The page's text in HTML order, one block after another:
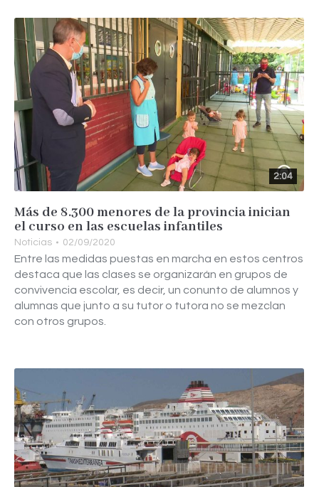
2:04
Más de 8.300 menores de la provincia inician
el curso en las escuelas infantiles
Noticias 02/09/2020
Entre las medidas puestas en marcha en estos centros
destaca que las clases se organizarán en grupos de
convivencia escolar, es decir, un conunto de alumnos y
alumnas que junto a su tutor o tutora no se mezclan
con otros grupos.